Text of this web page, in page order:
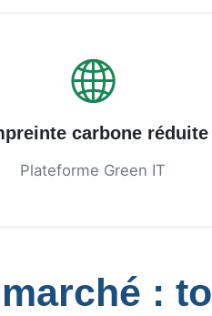
carbone réduite
Plateforme Green IT
: